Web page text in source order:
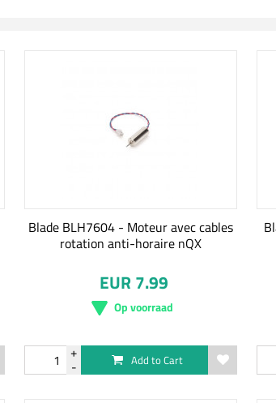
Blade BLH7604 - Moteur avec cables
rotation anti-horaire nQX
EUR 7.99
Op voorraad
Add to Cart